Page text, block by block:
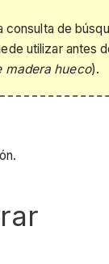
de
utilizar antes
madera hueco).